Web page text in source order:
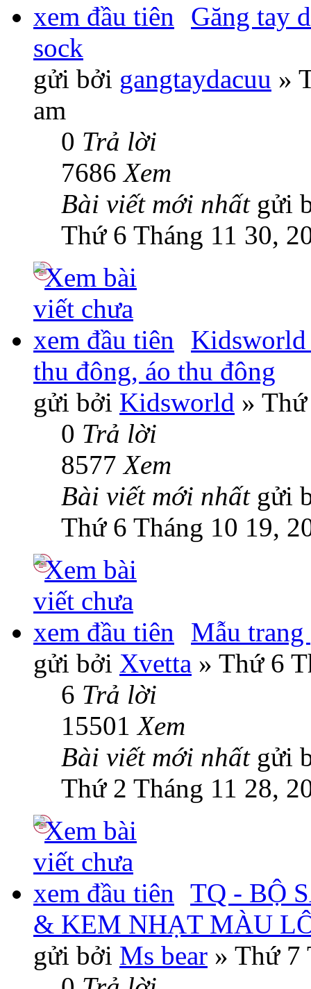
Găng tay
sock
gửi bởi gangtaydacuu »
am
0 Trả lời
7686Xem
Bài viết mới nhất gửi
Thứ 6 Tháng 11 30,
Kidsworld
thu đông, áo thu đông
gửi bởi Kidsworld »
0 Trả lời
8577Xem
Bài viết mới nhất gửi
Thứ 6 Tháng 10 19,
Mẫu
gửi bởi Xvetta » Thứ 6
6 Trả lời
15501Xem
Bài viết mới nhất gửi
Thứ 2 Tháng 11 28,
TQ - BỘ
& KEM NHẠT MÀU
gửi bởi Ms bear » Thứ 7